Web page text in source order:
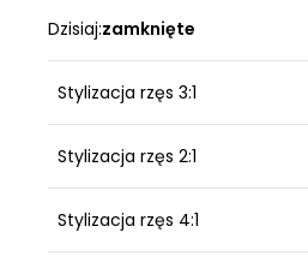
Dzisiaj:zamknięte
Stylizacja rzęs 3:1
Stylizacja rzęs 2:1
Stylizacja rzęs 4:1